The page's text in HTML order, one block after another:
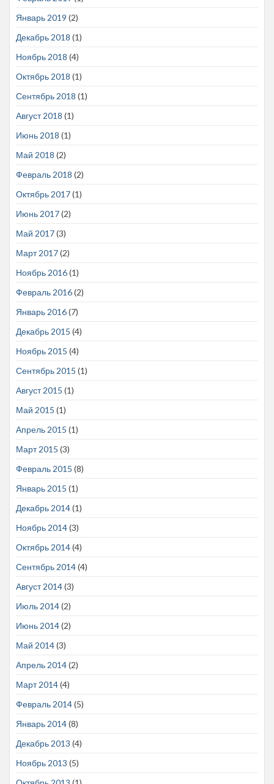
Январь 2019 (2)
Декабрь 2018 (1)
Ноябрь 2018 (4)
Октябрь 2018 (1)
Сентябрь 2018 (1)
Август 2018 (1)
Июнь 2018 (1)
Май 2018 (2)
Февраль 2018 (2)
Октябрь 2017(1)
Июнь 2017(2)
Май 2017(3)
Март 2017(2)
Ноябрь 2016(1)
Февраль 2016(2)
Январь 2016(7)
Декабрь 2015 (4)
Ноябрь 2015 (4)
Сентябрь 2015 (1)
Август 2015 (1)
Май 2015 (1)
Апрель 2015 (1)
Март 2015 (3)
Февраль 2015 (8)
Январь 2015 (1)
Декабрь 2014(1)
Ноябрь 2014(3)
Октябрь 2014(4)
Сентябрь 2014(4)
Август 2014(3)
Июль 2014(2)
Июнь 2014(2)
Май 2014(3)
Апрель 2014(2)
Март 2014(4)
Февраль 2014(5)
Январь 2014(8)
Декабрь 2013 (4)
Ноябрь 2013 (5)